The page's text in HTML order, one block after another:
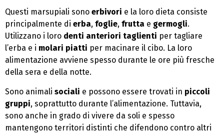
Questi marsupiali sono erbivori e la loro dieta consiste
principalmente di erba, foglie, frutta e germogli.
Utilizzano i loro denti anteriori taglienti per tagliare
l’erba e i molari piatti per macinare il cibo. La loro
alimentazione avviene spesso durante le ore più fresche
della sera e della notte.
Sono animali sociali e possono essere trovati in piccoli
gruppi, soprattutto durante l’alimentazione. Tuttavia,
sono anche in grado di vivere da soli e spesso
mantengono territori distinti che difendono contro altri